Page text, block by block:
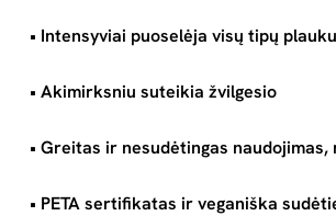
• Intensyviai puoselėja visų tipų
• Akimirksniu suteikia žvilgesio
• Greitas ir nesudėtingas
• PETA sertifikatas ir veganiška